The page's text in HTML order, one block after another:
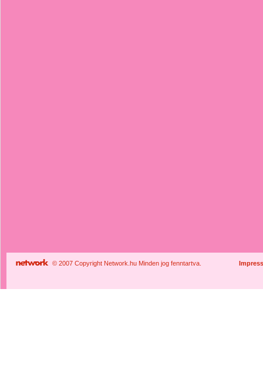
© 2007 Copyright Network.hu Minden jog fenntartva.